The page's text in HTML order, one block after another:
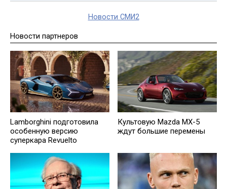
Новости СМИ2
Новости партнеров
Lamborghini подготовила
особенную версию
суперкара Revuelto
Культовую Mazda MX-5
ждут большие перемены